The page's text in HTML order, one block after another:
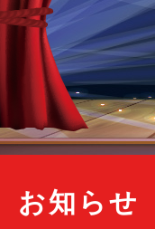
お知らせ